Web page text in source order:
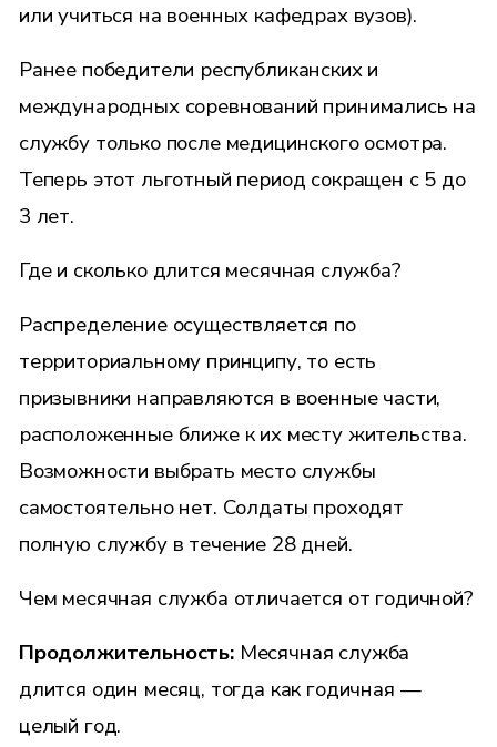
или учиться на военных кафедрах вузов).
Ранее победители республиканских и
международных соревнований принимались на
службу только после медицинского осмотра.
Теперь этот льготный период сокращен с 5 до
3 лет.
Где и сколько длится месячная служба?
Распределение осуществляется по
территориальному принципу, то есть
призывники направляются в военные части,
расположенные ближе к их месту жительства.
Возможности выбрать место службы
самостоятельно нет. Солдаты проходят
полную службу в течение 28 дней.
Чем месячная служба отличается от годичной?
Продолжительность:Месячная служба
длится один месяц, тогда как годичная —
целый год.